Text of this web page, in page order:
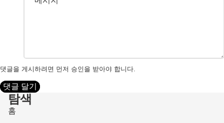
댓글을 게시하려면 먼저 승인을 받아야 합니다.
댓글 달기
탐색
홈